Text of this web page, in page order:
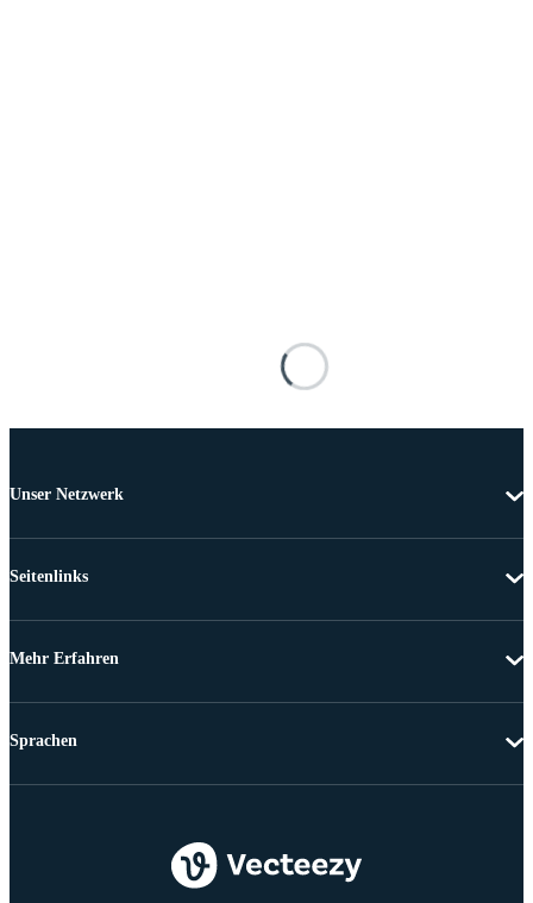
Unser Netzwerk
Seitenlinks
Mehr Erfahren
Sprachen